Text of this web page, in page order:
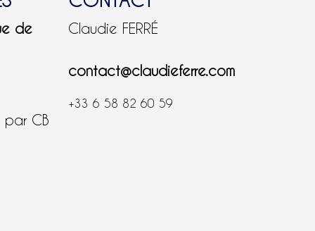
de
par CB
Claudie FERRÉ
contact@claudieferre.com
+33 6 58 82 60 59